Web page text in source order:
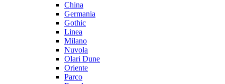
China
Germania
Gothic
Linea
Milano
Nuvola
Olari Dune
Oriente
Parco